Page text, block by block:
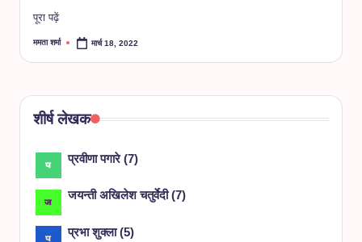
पूरा पढ़ें
Posted
ममता शर्मा मार्च 18, 2022
शीर्ष लेखक
प्रवीणा पगारे(7)
जयन्ती अखिलेश चतुर्वेदी(7)
प्रभा शुक्ला(5)